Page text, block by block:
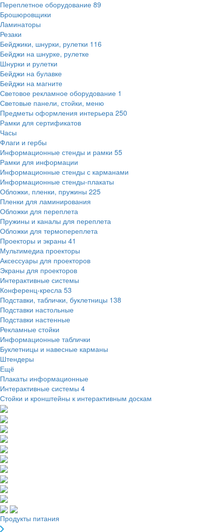
Переплетное оборудование 89
Брошюровщики
Ламинаторы
Резаки
Бейджики, шнурки, рулетки 116
Бейджи на шнурке, рулетке
Шнурки и рулетки
Бейджи на булавке
Бейджи на магните
Световое рекламное оборудование 1
Световые панели, стойки, меню
Предметы оформления интерьера 250
Рамки для сертификатов
Часы
Флаги и гербы
Информационные стенды и рамки 55
Рамки для информации
Информационные стенды с карманами
Информационные стенды-плакаты
Обложки, пленки, пружины 225
Пленки для ламинирования
Обложки для переплета
Пружины и каналы для переплета
Обложки для термопереплета
Проекторы и экраны 41
Мультимедиа проекторы
Аксессуары для проекторов
Экраны для проекторов
Интерактивные системы
Конференц-кресла 53
Подставки, таблички, буклетницы 138
Подставки настольные
Подставки настенные
Рекламные стойки
Информационные таблички
Буклетницы и навесные карманы
Штендеры
Ещё
Плакаты информационные
Интерактивные системы 4
Стойки и кронштейны к интерактивным доскам
Продукты питания